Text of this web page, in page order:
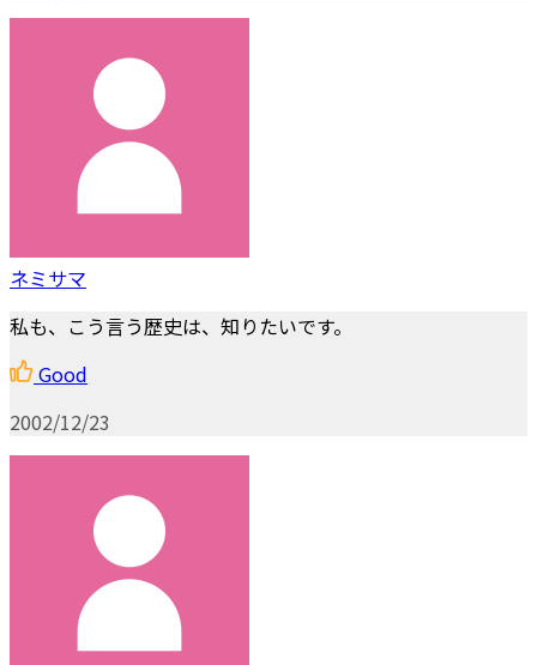
ネミサマ
私も、こう言う歴史は、知りたいです。
Good
2002/12/23